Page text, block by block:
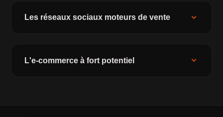
Les réseaux sociaux moteurs de vente expand_more
L'e-commerce à fort potentiel expand_more